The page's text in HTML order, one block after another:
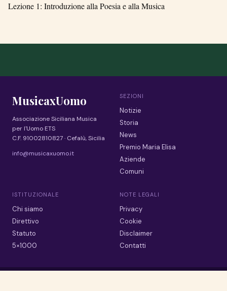
Lezione 1: Introduzione alla Poesia e alla Musica
MusicaxUomo
Associazione Siciliana Musica
per l'Uomo ETS
C.F. 91002810827 · Cefalù, Sicilia
info@musicaxuomo.it
SEZIONI
Notizie
Storia
News
Premio Maria Elisa
Aziende
Comuni
ISTITUZIONALE
Chi siamo
Direttivo
Statuto
5×1000
NOTE LEGALI
Privacy
Cookie
Disclaimer
Contatti